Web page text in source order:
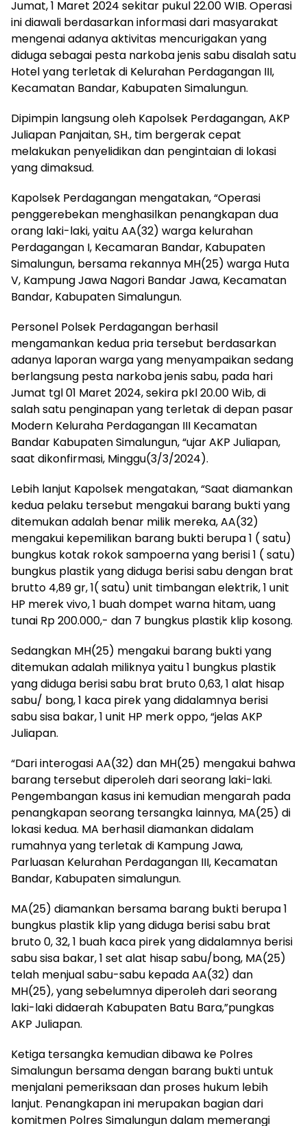
Jumat, 1 Maret 2024 sekitar pukul 22.00 WIB. Operasi
ini diawali berdasarkan informasi dari masyarakat
mengenai adanya aktivitas mencurigakan yang
diduga sebagai pesta narkoba jenis sabu disalah satu
Hotel yang terletak di Kelurahan Perdagangan III,
Kecamatan Bandar, Kabupaten Simalungun.
Dipimpin langsung oleh Kapolsek Perdagangan, AKP
Juliapan Panjaitan, SH., tim bergerak cepat
melakukan penyelidikan dan pengintaian di lokasi
yang dimaksud.
Kapolsek Perdagangan mengatakan, “Operasi
penggerebekan menghasilkan penangkapan dua
orang laki-laki, yaitu AA(32) warga kelurahan
Perdagangan I, Kecamaran Bandar, Kabupaten
Simalungun, bersama rekannya MH(25) warga Huta
V, Kampung Jawa Nagori Bandar Jawa, Kecamatan
Bandar, Kabupaten Simalungun.
Personel Polsek Perdagangan berhasil
mengamankan kedua pria tersebut berdasarkan
adanya laporan warga yang menyampaikan sedang
berlangsung pesta narkoba jenis sabu, pada hari
Jumat tgl 01 Maret 2024, sekira pkl 20.00 Wib, di
salah satu penginapan yang terletak di depan pasar
Modern Keluraha Perdagangan III Kecamatan
Bandar Kabupaten Simalungun, “ujar AKP Juliapan,
saat dikonfirmasi, Minggu(3/3/2024).
Lebih lanjut Kapolsek mengatakan, “Saat diamankan
kedua pelaku tersebut mengakui barang bukti yang
ditemukan adalah benar milik mereka, AA(32)
mengakui kepemilikan barang bukti berupa 1 ( satu)
bungkus kotak rokok sampoerna yang berisi 1 ( satu)
bungkus plastik yang diduga berisi sabu dengan brat
brutto 4,89 gr, 1( satu) unit timbangan elektrik, 1 unit
HP merek vivo, 1 buah dompet warna hitam, uang
tunai Rp 200.000,- dan 7 bungkus plastik klip kosong.
Sedangkan MH(25) mengakui barang bukti yang
ditemukan adalah miliknya yaitu 1 bungkus plastik
yang diduga berisi sabu brat bruto 0,63, 1 alat hisap
sabu/ bong, 1 kaca pirek yang didalamnya berisi
sabu sisa bakar, 1 unit HP merk oppo, “jelas AKP
Juliapan.
“Dari interogasi AA(32) dan MH(25) mengakui bahwa
barang tersebut diperoleh dari seorang laki-laki.
Pengembangan kasus ini kemudian mengarah pada
penangkapan seorang tersangka lainnya, MA(25) di
lokasi kedua. MA berhasil diamankan didalam
rumahnya yang terletak di Kampung Jawa,
Parluasan Kelurahan Perdagangan III, Kecamatan
Bandar, Kabupaten simalungun.
MA(25) diamankan bersama barang bukti berupa 1
bungkus plastik klip yang diduga berisi sabu brat
bruto 0, 32, 1 buah kaca pirek yang didalamnya berisi
sabu sisa bakar, 1 set alat hisap sabu/bong, MA(25)
telah menjual sabu-sabu kepada AA(32) dan
MH(25), yang sebelumnya diperoleh dari seorang
laki-laki didaerah Kabupaten Batu Bara,”pungkas
AKP Juliapan.
Ketiga tersangka kemudian dibawa ke Polres
Simalungun bersama dengan barang bukti untuk
menjalani pemeriksaan dan proses hukum lebih
lanjut. Penangkapan ini merupakan bagian dari
komitmen Polres Simalungun dalam memerangi